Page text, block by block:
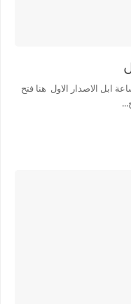
ابل الاصدار الاول هنا فتح